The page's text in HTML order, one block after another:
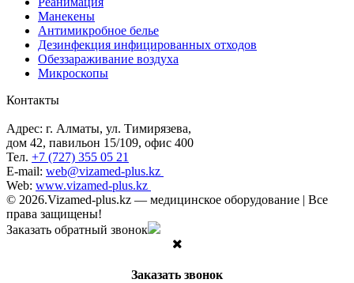
Манекены
Антимикробное белье
Дезинфекция инфицированных отходов
Обеззараживание воздуха
Микроскопы
Контакты
Адрес: г. Алматы, ул. Тимирязева,
дом 42, павильон 15/109, офис 400
Тел. +7 (727) 355 05 21
E-mail: web@vizamed-plus.kz
Web: www.vizamed-plus.kz
© 2026.Vizamed-plus.kz — медицинское оборудование | Все
права защищены!
Заказать обратный звонок
Заказать звонок